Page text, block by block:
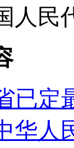
人民
已定
华